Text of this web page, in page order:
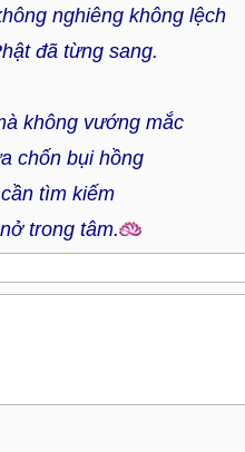
nghiêng không lệch
đã từng sang.
không vướng mắc
chốn bụi hồng
tìm kiếm
trong tâm.